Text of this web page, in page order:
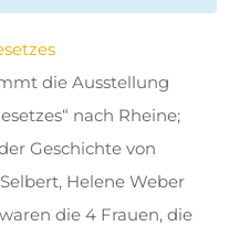
die Ausstellung
nach Rheine;
Geschichte von
Helene Weber
die 4 Frauen, die